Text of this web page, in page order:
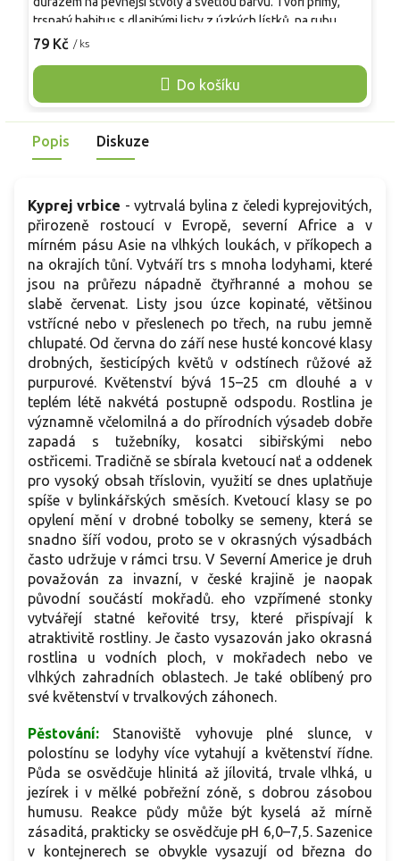
79 Kč / ks
Do košíku
trsnatý habitus s dlanitými listy z úzkých lístků, na rubu
někdy jemně plstnatých. V době květu mívá 90–120 cm a 60–
klasy 25–40 cm s motýlovitými květy v krémově bílém až
slonovinovém tónu, jemně vonné, vhodné k řezu, ve váze 5–
odkvětu tvoří lusky, semenáče často nedrží jednotnou barvu
ani vzrůst.
Popis Diskuze
Kyprej vrbice - vytrvalá bylina z čeledi kyprejovitých,
přirozeně rostoucí v Evropě, severní Africe a v
mírném pásu Asie na vlhkých loukách, v příkopech a
na okrajích tůní. Vytváří trs s mnoha lodyhami, které
jsou na průřezu nápadně čtyřhranné a mohou se
slabě červenat. Listy jsou úzce kopinaté, většinou
vstřícné nebo v přeslenech po třech, na rubu jemně
chlupaté. Od června do září nese husté koncové klasy
drobných, šesticípých květů v odstínech růžové až
purpurové. Květenství bývá 15–25 cm dlouhé a v
teplém létě nakvétá postupně odspodu. Rostlina je
významně včelomilná a do přírodních výsadeb dobře
zapadá s tužebníky, kosatci sibiřskými nebo
ostřicemi. Tradičně se sbírala kvetoucí nať a oddenek
pro vysoký obsah tříslovin, využití se dnes uplatňuje
spíše v bylinkářských směsích. Kvetoucí klasy se po
opylení mění v drobné tobolky se semeny, která se
snadno šíří vodou, proto se v okrasných výsadbách
často udržuje v rámci trsu. V Severní Americe je druh
považován za invazní, v české krajině je naopak
původní součástí mokřadů. eho vzpřímené stonky
vytvářejí statné keřovité trsy, které přispívají k
atraktivitě rostliny. Je často vysazován jako okrasná
rostlina u vodních ploch, v mokřadech nebo ve
vlhkých zahradních oblastech. Je také oblíbený pro
své květenství v trvalkových záhonech.
Pěstování: Stanoviště vyhovuje plné slunce, v
polostínu se lodyhy více vytahují a květenství řídne.
Půda se osvědčuje hlinitá až jílovitá, trvale vlhká, u
jezírek i v mělké pobřežní zóně, s dobrou zásobou
humusu. Reakce půdy může být kyselá až mírně
zásaditá, prakticky se osvědčuje pH 6,0–7,5. Sazenice
v kontejnerech se obvykle vysazují od března do